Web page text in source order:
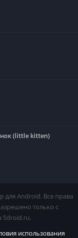
(little kitten)
Android. Все права
только с
5droid.ru.
использования